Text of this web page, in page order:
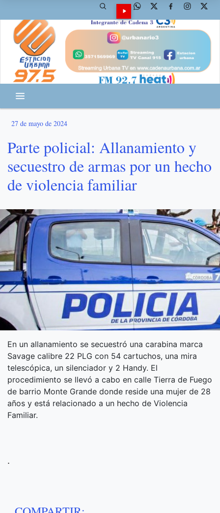
27 de mayo de 2024
Parte policial: Allanamiento y
secuestro de armas por un hecho
de violencia familiar
En un allanamiento se secuestró una carabina marca
Savage calibre 22 PLG con 54 cartuchos, una mira
telescópica, un silenciador y 2 Handy. El
procedimiento se llevó a cabo en calle Tierra de Fuego
de barrio Monte Grande donde reside una mujer de 28
años y está relacionado a un hecho de Violencia
Familiar.
.